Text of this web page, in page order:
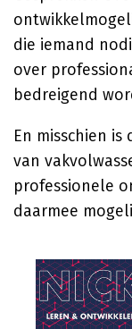
die iemand
over
bedreigend
En misschien
van
professionele
daarmee